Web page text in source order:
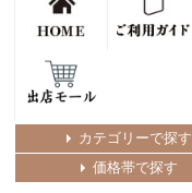
カテゴリーで探す
価格帯で探す